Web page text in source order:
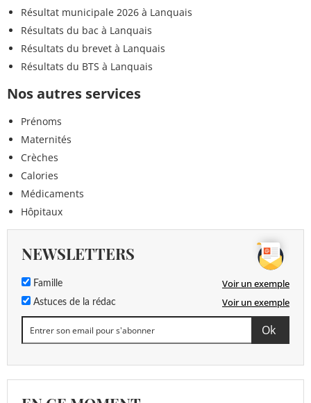
Résultat municipale 2026 à Lanquais
Résultats du bac à Lanquais
Résultats du brevet à Lanquais
Résultats du BTS à Lanquais
Nos autres services
Prénoms
Maternités
Crèches
Calories
Médicaments
Hôpitaux
NEWSLETTERS
Famille Voir un exemple
Astuces de la rédac Voir un exemple